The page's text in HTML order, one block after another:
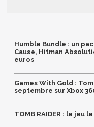
Humble Bundle : un
Cause, Hitman
euros
Games With Gold :
septembre sur Xbox
TOMB RAIDER : le jeu